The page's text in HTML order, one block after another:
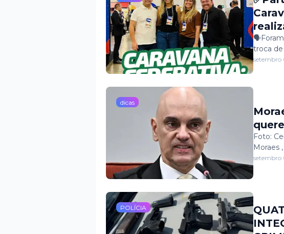
os
🗣️Foram
troca de
setembro
dicas
Foto:
Moraes
setembro
POLÍCIA